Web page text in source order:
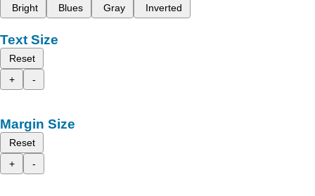
Bright
Blues Gray Inverted
Text Size
Reset
+
-
Margin Size
Reset
+
-